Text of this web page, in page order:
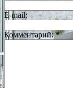
E-mail:
Комментарий:*